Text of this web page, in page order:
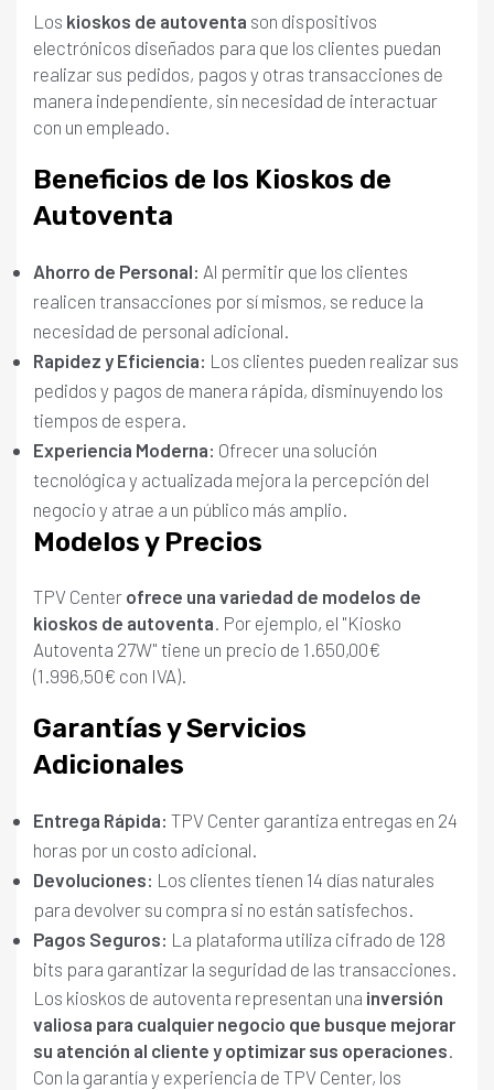
Los kioskos de autoventa son dispositivos
electrónicos diseñados para que los clientes puedan
realizar sus pedidos, pagos y otras transacciones de
manera independiente, sin necesidad de interactuar
con un empleado.
Beneficios de los Kioskos de
Autoventa
Ahorro de Personal: Al permitir que los clientes
realicen transacciones por sí mismos, se reduce la
necesidad de personal adicional.
Rapidez y Eficiencia: Los clientes pueden realizar sus
pedidos y pagos de manera rápida, disminuyendo los
tiempos de espera.
Experiencia Moderna: Ofrecer una solución
tecnológica y actualizada mejora la percepción del
negocio y atrae a un público más amplio.
Modelos y Precios
TPV Center ofrece una variedad de modelos de
kioskos de autoventa. Por ejemplo, el "Kiosko
Autoventa 27W" tiene un precio de 1.650,00€
(1.996,50€ con IVA).
Garantías y Servicios
Adicionales
Entrega Rápida: TPV Center garantiza entregas en 24
horas por un costo adicional.
Devoluciones: Los clientes tienen 14 días naturales
para devolver su compra si no están satisfechos.
Pagos Seguros: La plataforma utiliza cifrado de 128
bits para garantizar la seguridad de las transacciones.
Los kioskos de autoventa representan una inversión
valiosa para cualquier negocio que busque mejorar
su atención al cliente y optimizar sus operaciones.
Con la garantía y experiencia de TPV Center, los